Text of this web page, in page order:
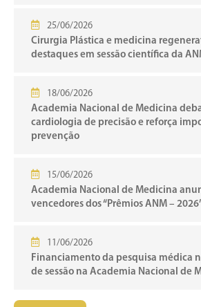
25/06/2026
Cirurgia Plástica e medicina
destaques em sessão científica da
18/06/2026
Academia Nacional de Medicina
cardiologia de precisão e reforça
prevenção
15/06/2026
Academia Nacional de Medicina
vencedores dos “Prêmios ANM –
11/06/2026
Financiamento da pesquisa médica
de sessão na Academia Nacional de